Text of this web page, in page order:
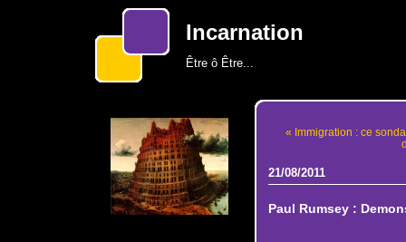
Incarnation
Être ô Être...
« Immigration : ce
21/08/2011
Paul Rumsey :